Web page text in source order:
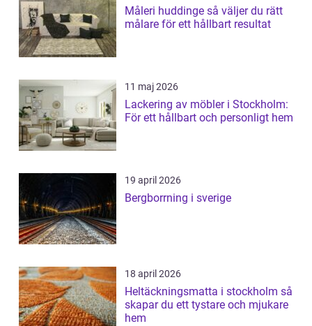
Måleri huddinge så väljer du rätt
målare för ett hållbart resultat
11 maj 2026
Lackering av möbler i Stockholm:
För ett hållbart och personligt hem
19 april 2026
Bergborrning i sverige
18 april 2026
Heltäckningsmatta i stockholm så
skapar du ett tystare och mjukare
hem